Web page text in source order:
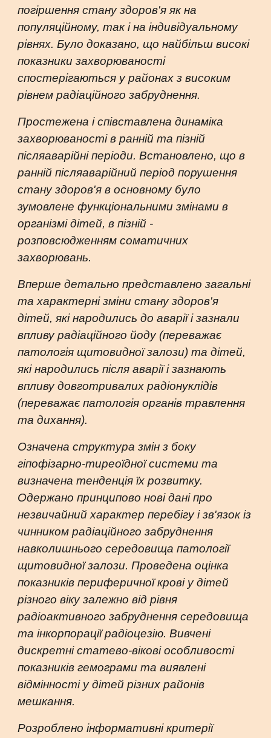
погіршення стану здоров'я як на
популяційному, так і на індивідуальному
рівнях. Було доказано, що найбільш високі
показники захворюваності
спостерігаються у районах з високим
рівнем радіаційного забруднення.
Простежена і співставлена динаміка
захворюваності в ранній та пізній
післяаварійні періоди. Встановлено, що в
ранній післяаварійний період пору­шення
стану здоров'я в основному було
зумовлене функціональними змінами в
організмі дітей, в пізній -
розповсюдженням соматичних
захворювань.
Вперше детально представлено загальні
та характерні зміни стану здоров'я
дітей, які народились до аварії і зазнали
впливу радіаційного йоду (переважає
патологія щитовидної залози) та дітей,
які народились після аварії і зазнають
впливу довготривалих радіонуклідів
(переважає патологія органів травлення
та дихання).
Означена структура змін з боку
гіпофізарно-тиреоїдної системи та
визначена тенденція їх розвитку.
Одержано принципово нові дані про
незвичайний характер перебігу і зв'язок із
чинником радіаційного забруднення
навколишнього середовища патології
щитовидної залози. Проведена оцінка
показників периферичної крові у дітей
різного віку залежно від рівня
радіоактивного забруднення середовища
та інкорпорації радіоцезію. Вивчені
дискретні статево-вікові особливості
показників гемограми та виявлені
відмінності у дітей різних районів
мешкання.
Розроблено інформативні критерії